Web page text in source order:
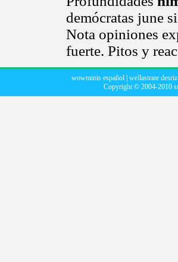
demócratas june
Nota opiniones
fuerte. Pitos y
wowminis español| wellastrate desriz
Copyright © 2004-2010